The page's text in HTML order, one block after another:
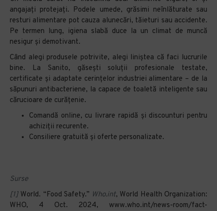
angajați protejați. Podele umede, grăsimi neînlăturate sau
resturi alimentare pot cauza alunecări, tăieturi sau accidente.
Pe termen lung, igiena slabă duce la un climat de muncă
nesigur și demotivant.
Când alegi produsele potrivite, alegi liniștea că faci lucrurile
bine. La Sanito, găsești soluții profesionale testate,
certificate și adaptate cerințelor industriei alimentare – de la
săpunuri antibacteriene, la capace de toaletă inteligente sau
cărucioare de curățenie.
Comandă online, cu livrare rapidă și discounturi pentru
achiziții recurente.
Consiliere gratuită și oferte personalizate.
Surse
[1] World. “Food Safety.” Who.int, World Health Organization:
WHO, 4 Oct. 2024, www.who.int/news-room/fact-